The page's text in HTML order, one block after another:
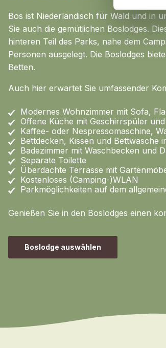
Bos ist Niederländisch für Wald und in
Sie auch die gemütlichen Boslodges.
hinteren Teil des Parks, nahe dem
Personen ausgelegt. Die Boslodges
Betten.
Auch hier erwartet Sie umfassender
Modernes Wohnzimmer mit Sofa,
Offene Küche mit Geschirrspüler
Kaffee- oder Nespressomaschine,
Bettdecken, Kissen und Bettwäsche
Badezimmer mit Waschbecken und
Separate Toilette
Überdachte Terrasse mit
Kostenloses (Camping-)WLAN
Parkmöglichkeiten auf dem
Genießen Sie in den Boslodges einen
Boslodge auswählen